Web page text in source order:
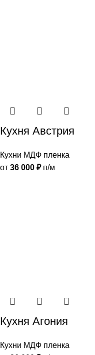
Кухня Австрия
Кухни МДФ пленка
от 36 000 ₽п/м
Кухня Агония
Кухни МДФ пленка